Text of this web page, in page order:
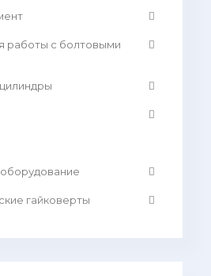
работы с болтовыми
гайковерты